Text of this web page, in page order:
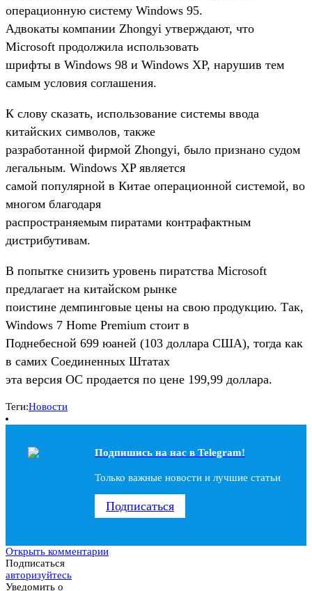
операционную систему Windows 95.
Адвокаты компании Zhongyi утверждают, что
Microsoft продолжила использовать
шрифты в Windows 98 и Windows XP, нарушив тем
самым условия соглашения.
К слову сказать, использование системы ввода
китайских символов, также
разработанной фирмой Zhongyi, было признано судом
легальным. Windows XP является
самой популярной в Китае операционной системой, во
многом благодаря
распространяемым пиратами контрафактным
дистрибутивам.
В попытке снизить уровень пиратства Microsoft
предлагает на китайском рынке
поистине демпинговые цены на свою продукцию. Так,
Windows 7 Home Premium стоит в
Поднебесной 699 юаней (103 доллара США), тогда как
в самих Соединенных Штатах
эта версия ОС продается по цене 199,99 доллара.
Теги:Новости
Подпишись на наc в Telegram!
Только важные новости и лучшие статьи
Подписаться
Открыть комментарии
Подписаться
авторизуйтесь
Уведомить о